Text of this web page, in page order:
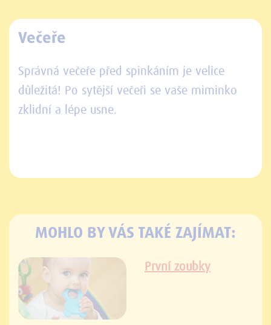
Večeře
Správná večeře před spinkáním je velice
důležitá! Po sytější večeři se vaše miminko
zklidní a lépe usne.
MOHLO BY VÁS TAKÉ ZAJÍMAT:
První zoubky